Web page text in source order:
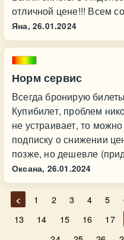
отличной цене!!! Всем
Яна, 26.01.2024
Норм сервис
Всегда бронирую
Купибилет, проблем
не устраивает, то
подписку о снижении
позже, но дешевле
Оксана, 26.01.2024
< 1 2 3 4 5
13
14 15 16 17